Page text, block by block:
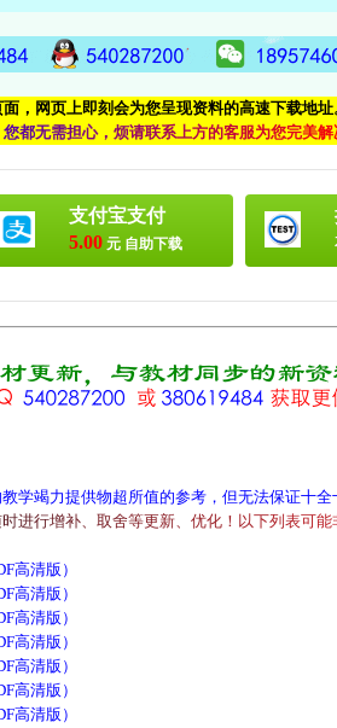
，网页上即刻会为您呈现资料的高速下载地址
您都无需担心， 烦请联系上方的客服为您完美解
支付宝支付
5.00 元 自助下载
学竭力提供物超所值的参考，但无法保证十全
时进行增补、 取舍等更新、 优化 ！ 以下列 表可能
清版）
清版）
清版）
清版）
清版）
清版）
清版）